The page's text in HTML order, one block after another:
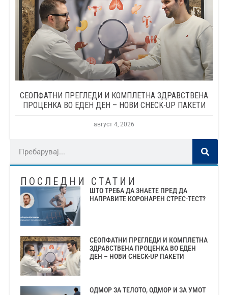
СЕОПФАТНИ ПРЕГЛЕДИ И КОМПЛЕТНА ЗДРАВСТВЕНА
ПРОЦЕНКА ВО ЕДЕН ДЕН – НОВИ CHECK-UP ПАКЕТИ
август 4, 2026
ПОСЛЕДНИ СТАТИИ
ШТО ТРЕБА ДА ЗНАЕТЕ ПРЕД ДА
НАПРАВИТЕ КОРОНАРЕН СТРЕС-ТЕСТ?
СЕОПФАТНИ ПРЕГЛЕДИ И КОМПЛЕТНА
ЗДРАВСТВЕНА ПРОЦЕНКА ВО ЕДЕН
ДЕН – НОВИ CHECK-UP ПАКЕТИ
ОДМОР ЗА ТЕЛОТО, ОДМОР И ЗА УМОТ